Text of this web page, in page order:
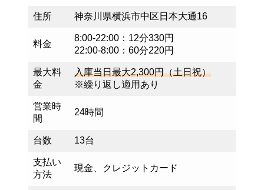
住所 神奈川県横浜市中区日本大通16
料金
8:00-22:00：12分330円
22:00-8:00：60分220円
最大料
金
入庫当日最大2,300円（土日祝）
※繰り返し適用あり
営業時
間
24時間
台数 13台
支払い
方法
現金、クレジットカード